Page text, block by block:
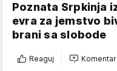
Poznata Srpkinja
evra za jemstvo
brani sa slobode
Reaguj